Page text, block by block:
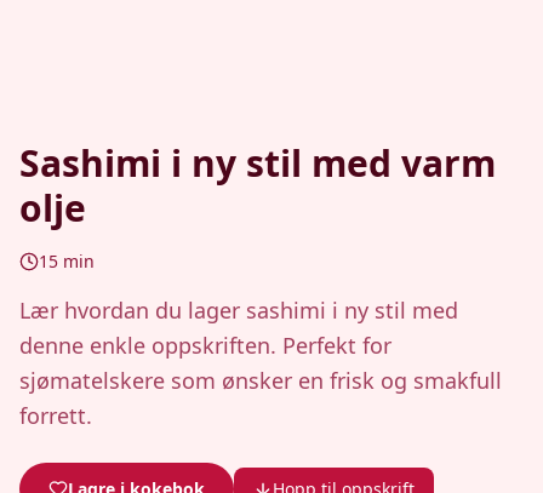
Sashimi i ny stil med varm
olje
15 min
Lær hvordan du lager sashimi i ny stil med
denne enkle oppskriften. Perfekt for
sjømatelskere som ønsker en frisk og smakfull
forrett.